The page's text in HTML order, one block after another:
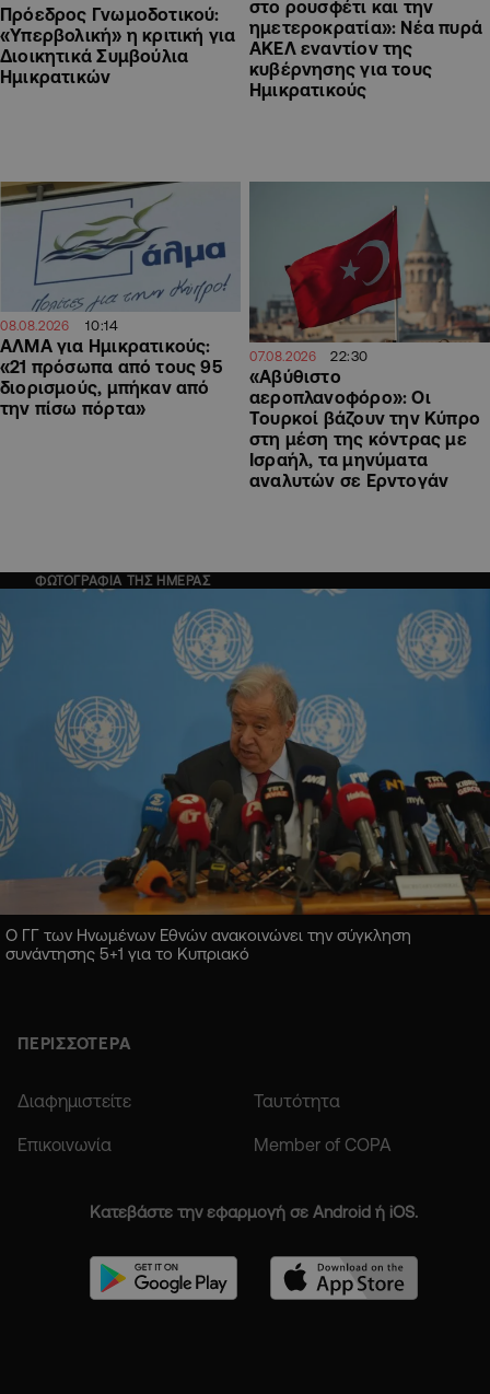
Πρόεδρος Γνωμοδοτικού:
«Υπερβολική» η κριτική για
Διοικητικά Συμβούλια
Ημικρατικών
στο ρουσφέτι και την
ημετεροκρατία»: Νέα πυρά
ΑΚΕΛ εναντίον της
κυβέρνησης για τους
Ημικρατικούς
08.08.2026 10:14
ΑΛΜΑ για Ημικρατικούς:
«21 πρόσωπα από τους 95
διορισμούς, μπήκαν από
την πίσω πόρτα»
07.08.2026 22:30
«Αβύθιστο
αεροπλανοφόρο»: Οι
Τουρκοί βάζουν την Κύπρο
στη μέση της κόντρας με
Ισραήλ, τα μηνύματα
αναλυτών σε Ερντογάν
ΦΩΤΟΓΡΑΦΙΑ ΤΗΣ ΗΜΕΡΑΣ
Ο ΓΓ των Ηνωμένων Εθνών ανακοινώνει την σύγκληση
συνάντησης 5+1 για το Κυπριακό
ΠΕΡΙΣΣΟΤΕΡΑ
Διαφημιστείτε Ταυτότητα
Επικοινωνία Member of COPA
Κατεβάστε την εφαρμογή σε Android ή iOS.